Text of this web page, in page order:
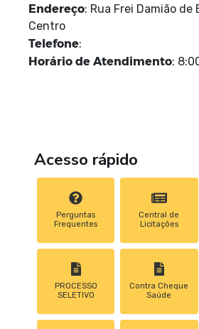
Endereço: Rua Frei Damião de
Centro
Telefone:
Horário de Atendimento:
Acesso rápido
Perguntas
Frequentes
Central de
Licitações
PROCESSO
SELETIVO
Contra Cheque
Saúde